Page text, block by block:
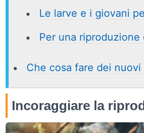
Le larve e i giovani
Per una riproduzione
Che cosa fare dei nuovi
Incoraggiare la